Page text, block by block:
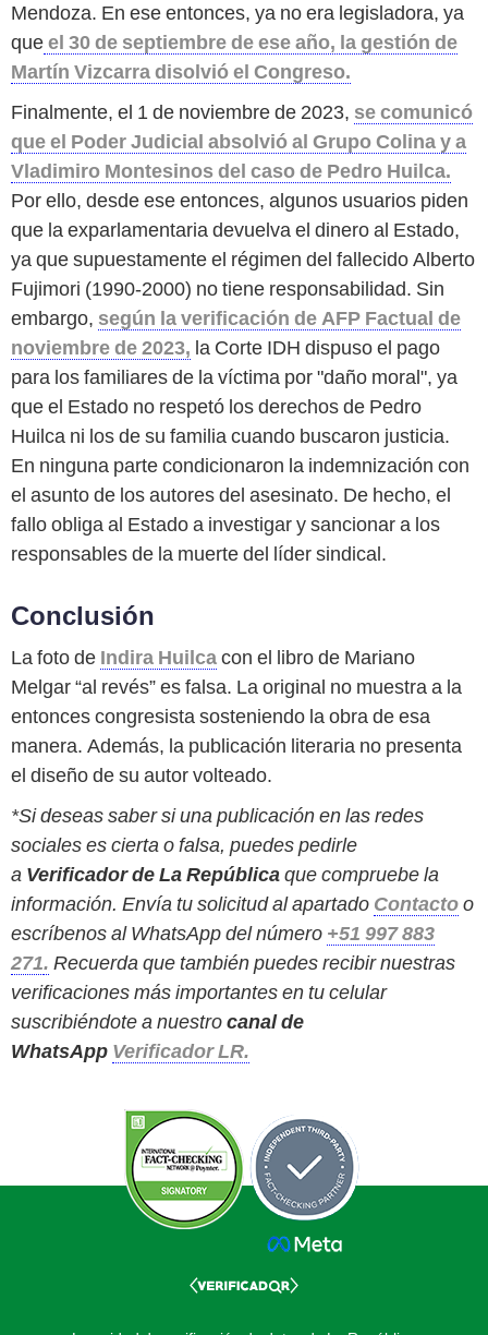
Mendoza. En ese entonces, ya no era legisladora, ya
queel 30 de septiembre de ese año, la gestión de
Martín Vizcarra disolvió el Congreso.
Finalmente, el 1 de noviembre de 2023, se comunicó
que el Poder Judicial absolvió al Grupo Colina y a
Vladimiro Montesinos del caso de Pedro Huilca.
Por ello, desde ese entonces, algunos usuarios piden
que la exparlamentaria devuelva el dinero al Estado,
ya que supuestamente el régimen del fallecido Alberto
Fujimori (1990-2000) no tiene responsabilidad. Sin
embargo, según la verificación de AFP Factual de
noviembre de 2023, la Corte IDH dispuso el pago
para los familiares de la víctima por "daño moral", ya
que el Estado no respetó los derechos de Pedro
Huilca ni los de su familia cuando buscaron justicia.
En ninguna parte condicionaron la indemnización con
el asunto de los autores del asesinato. De hecho, el
fallo obliga al Estado a investigar y sancionar a los
responsables de la muerte del líder sindical.
Conclusión
La foto de Indira Huilcacon el libro de Mariano
Melgar “al revés” es falsa. La original no muestra a la
entonces congresista sosteniendo la obra de esa
manera. Además, la publicación literaria no presenta
el diseño de su autor volteado.
*Si deseas saber si una publicación en las redes
sociales es cierta o falsa, puedes pedirle
a Verificador de La Repúblicaque compruebe la
información. Envía tu solicitud al apartado Contactoo
escríbenos al WhatsApp del número +51 997 883
271. Recuerda que también puedes recibir nuestras
verificaciones más importantes en tu celular
suscribiéndote a nuestrocanal de
WhatsApp Verificador LR.